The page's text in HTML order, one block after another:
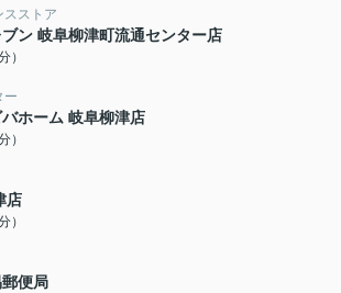
スストア
ン 岐阜柳津町流通センター店
）
ー
ホーム 岐阜柳津店
）
店
）
便局